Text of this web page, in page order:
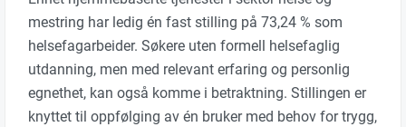
mestring har ledig én fast stilling på 73,24 % som
helsefagarbeider. Søkere uten formell helsefaglig
utdanning, men med relevant erfaring og personlig
egnethet, kan også komme i betraktning. Stillingen er
knyttet til oppfølging av én bruker med behov for trygg,